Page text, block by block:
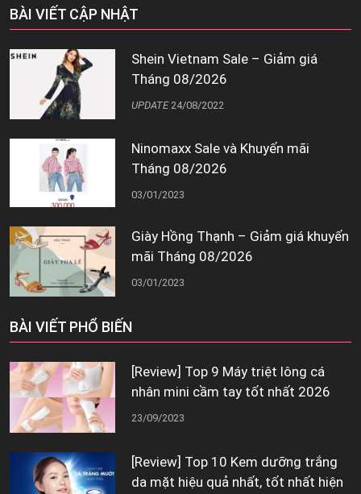
BÀI VIẾT CẬP NHẬT
Shein Vietnam Sale – Giảm giá
Tháng 08/2026
UPDATE 24/08/2022
Ninomaxx Sale và Khuyến mãi
Tháng 08/2026
03/01/2023
Giày Hồng Thạnh – Giảm giá khuyến
mãi Tháng 08/2026
03/01/2023
BÀI VIẾT PHỔ BIẾN
[Review] Top 9 Máy triệt lông cá
nhân mini cầm tay tốt nhất 2026
23/09/2023
[Review] Top 10 Kem dưỡng trắng
da mặt hiệu quả nhất, tốt nhất hiện